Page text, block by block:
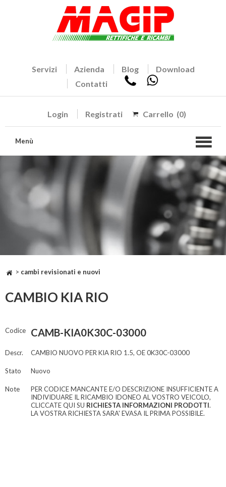
Servizi Azienda Blog
Download
Contatti
Login Registrati Carrello (0)
Menù
> cambi revisionati e nuovi
CAMBIO KIA RIO
Codice CAMB-KIA0K30C-03000
Descr. CAMBIO NUOVO PER KIA RIO 1.5, OE 0K30C-03000
Stato Nuovo
Note
PER CODICE MANCANTE E/O DESCRIZIONE INSUFFICIENTE A
INDIVIDUARE IL RICAMBIO IDONEO AL VOSTRO VEICOLO,
CLICCATE QUI SU RICHIESTA INFORMAZIONI PRODOTTI.
LA VOSTRA RICHIESTA SARA' EVASA IL PRIMA POSSIBILE.